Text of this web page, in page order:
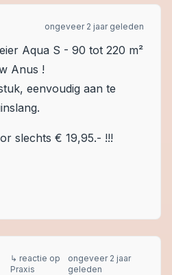
ongeveer 2 jaar geleden
Aqua S - 90 tot 220 m²
Anus !
eenvoudig aan te
slechts € 19,95.- !!!
↳ reactie op
Praxis
ongeveer 2 jaar
geleden